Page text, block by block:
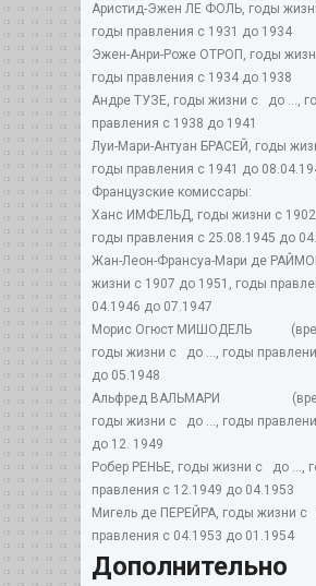
Аристид-Эжен ЛЕ ФОЛЬ, годы
годы правления с 1931 до 1934
Эжен-Анри-Роже ОТРОП, годы
годы правления с 1934 до 1938
Андре ТУЗЕ, годы жизни с до ...,
правления с 1938 до 1941
Луи-Мари-Антуан БРАСЕЙ, годы
годы правления с 1941 до
Французские комиссары:
Ханс ИМФЕЛЬД, годы жизни с 1902
годы правления с 25.08.1945 до
Жан-Леон-Франсуа-Мари де
жизни с 1907 до 1951, годы
04.1946 до 07.1947
Морис Огюст МИШОДЕЛЬ
годы жизни с до ..., годы
до 05.1948
Альфред ВАЛЬМАРИ
годы жизни с до ..., годы
до 12. 1949
Робер РЕНЬЕ, годы жизни с до ...,
правления с 12.1949 до 04.1953
Мигель де ПЕРЕЙРА, годы жизни с
правления с 04.1953 до 01.1954
Дополнительно